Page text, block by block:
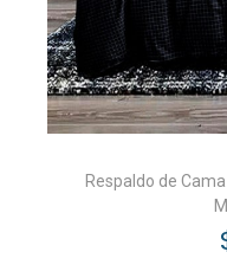
Respaldo de